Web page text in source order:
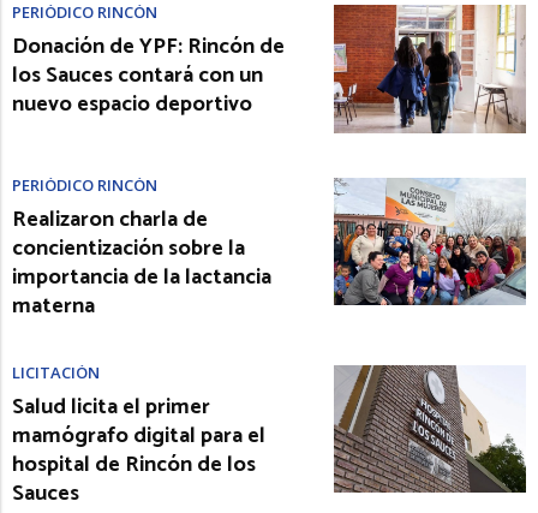
PERIÓDICO RINCÓN
Donación de YPF: Rincón de
los Sauces contará con un
nuevo espacio deportivo
PERIÓDICO RINCÓN
Realizaron charla de
concientización sobre la
importancia de la lactancia
materna
LICITACIÓN
Salud licita el primer
mamógrafo digital para el
hospital de Rincón de los
Sauces